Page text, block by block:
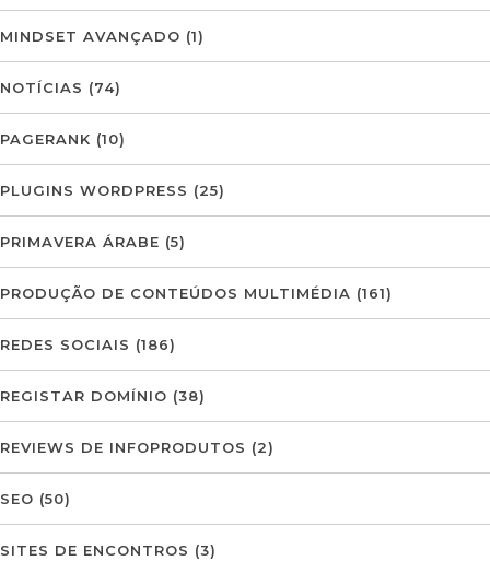
MINDSET AVANÇADO (1)
NOTÍCIAS (74)
PAGERANK (10)
PLUGINS WORDPRESS (25)
PRIMAVERA ÁRABE (5)
PRODUÇÃO DE CONTEÚDOS MULTIMÉDIA (161)
REDES SOCIAIS (186)
REGISTAR DOMÍNIO (38)
REVIEWS DE INFOPRODUTOS (2)
SEO (50)
SITES DE ENCONTROS (3)